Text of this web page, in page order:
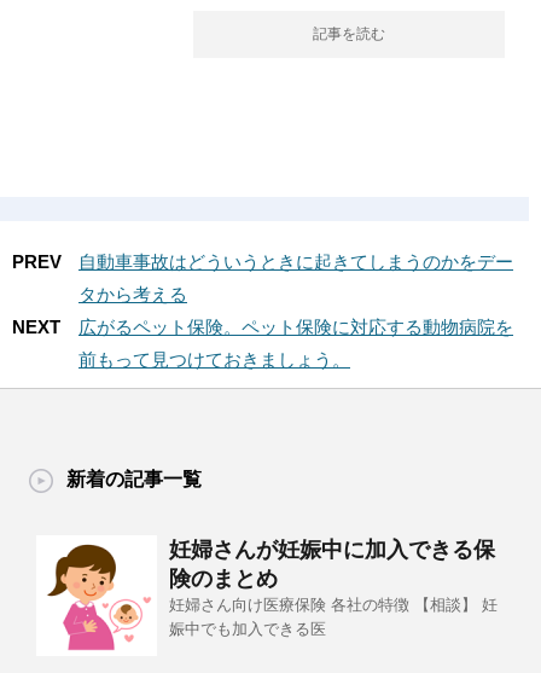
記事を読む
PREV
自動車事故はどういうときに起きてしまうのかをデー
タから考える
NEXT
広がるペット保険。ペット保険に対応する動物病院を
前もって見つけておきましょう。
新着の記事一覧
妊婦さんが妊娠中に加入できる保
険のまとめ
妊婦さん向け医療保険 各社の特徴 【相談】 妊
娠中でも加入できる医